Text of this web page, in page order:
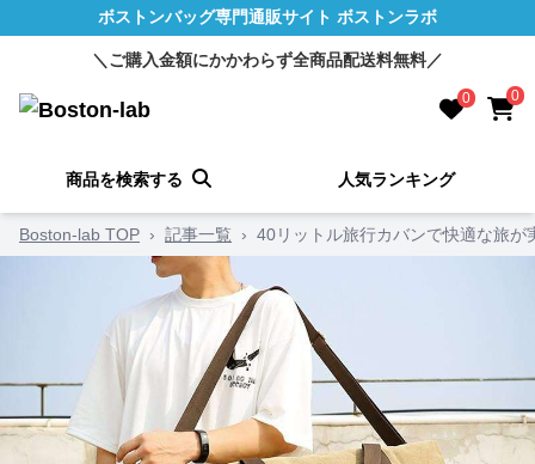
ボストンバッグ専門通販サイト ボストンラボ
＼ご購入金額にかかわらず全商品配送料無料／
0 0
商品を検索する 人気ランキング
Boston-lab TOP › 記事一覧 › 40リットル旅行カバンで快適な旅